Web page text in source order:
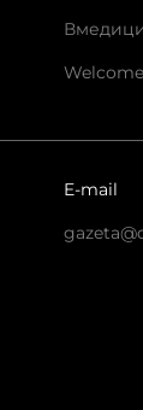
E-mail